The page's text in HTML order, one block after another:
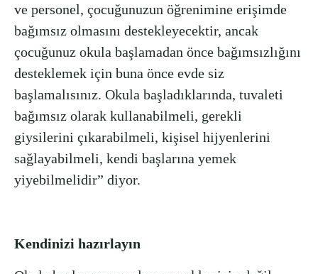
ve personel, çocuğunuzun öğrenimine erişimde
bağımsız olmasını destekleyecektir, ancak
çocuğunuz okula başlamadan önce bağımsızlığını
desteklemek için buna önce evde siz
başlamalısınız. Okula başladıklarında, tuvaleti
bağımsız olarak kullanabilmeli, gerekli
giysilerini çıkarabilmeli, kişisel hijyenlerini
sağlayabilmeli, kendi başlarına yemek
yiyebilmelidir” diyor.
Kendinizi hazırlayın